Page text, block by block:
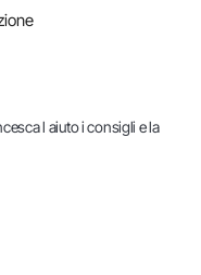
l aiuto i consigli e la